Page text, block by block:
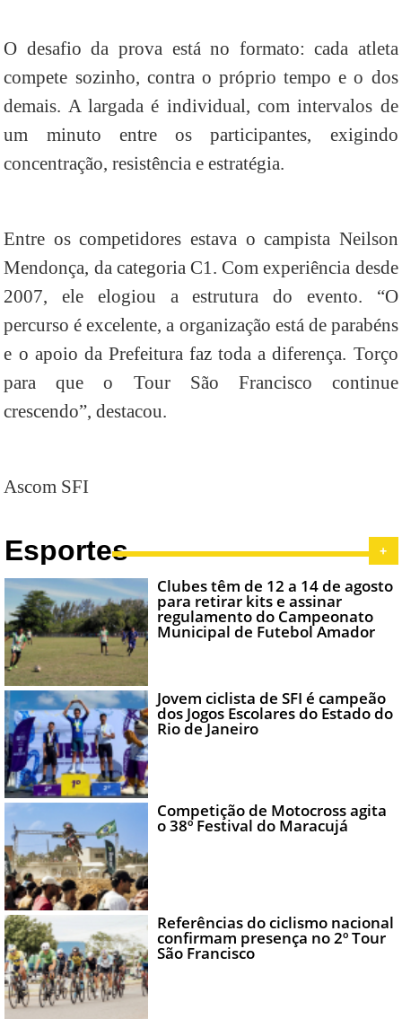
O desafio da prova está no formato: cada atleta
compete sozinho, contra o próprio tempo e o dos
demais. A largada é individual, com intervalos de
um minuto entre os participantes, exigindo
concentração, resistência e estratégia.
Entre os competidores estava o campista Neilson
Mendonça, da categoria C1. Com experiência desde
2007, ele elogiou a estrutura do evento. “O
percurso é excelente, a organização está de parabéns
e o apoio da Prefeitura faz toda a diferença. Torço
para que o Tour São Francisco continue
crescendo”, destacou.
Ascom SFI
Esportes +
Clubes têm de 12 a 14 de agosto
para retirar kits e assinar
regulamento do Campeonato
Municipal de Futebol Amador
Jovem ciclista de SFI é campeão
dos Jogos Escolares do Estado do
Rio de Janeiro
Competição de Motocross agita
o 38º Festival do Maracujá
Referências do ciclismo nacional
confirmam presença no 2º Tour
São Francisco